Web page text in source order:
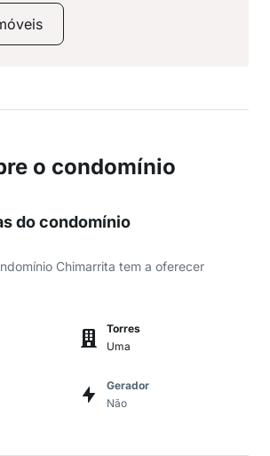
o condomínio
do condomínio
Chimarrita tem a oferecer
Torres
Uma
Gerador
Não